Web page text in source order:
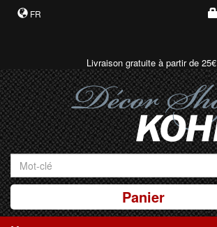
FR
Livraison gratuite à partir de 25€
Panier